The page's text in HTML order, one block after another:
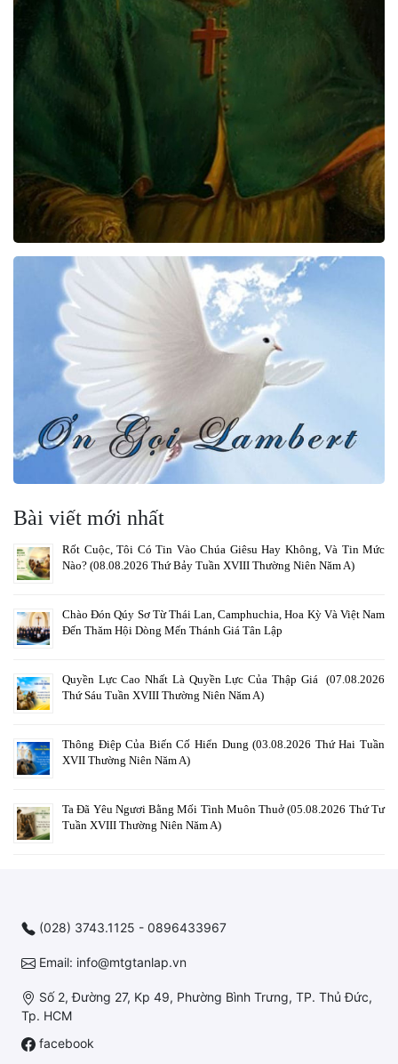
Bài viết mới nhất
Rốt Cuộc, Tôi Có Tin Vào Chúa Giêsu Hay Không, Và Tin Mức
Nào? (08.08.2026 Thứ Bảy Tuần XVIII Thường Niên Năm A)
Chào Đón Qúy Sơ Từ Thái Lan, Camphuchia, Hoa Kỳ Và Việt Nam
Đến Thăm Hội Dòng Mến Thánh Giá Tân Lập
Quyền Lực Cao Nhất Là Quyền Lực Của Thập Giá (07.08.2026
Thứ Sáu Tuần XVIII Thường Niên Năm A)
Thông Điệp Của Biến Cố Hiển Dung (03.08.2026 Thứ Hai Tuần
XVII Thường Niên Năm A)
Ta Đã Yêu Ngươi Bằng Mối Tình Muôn Thuở (05.08.2026 Thứ Tư
Tuần XVIII Thường Niên Năm A)
(028) 3743.1125 - 0896433967
Email: info@mtgtanlap.vn
Số 2, Đường 27, Kp 49, Phường Bình Trưng, TP. Thủ Đức,
Tp. HCM
facebook